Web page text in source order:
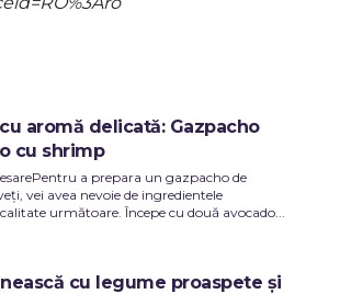
aromă delicată: Gazpacho
cu shrimp
a prepara un gazpacho de
vei avea nevoie de ingredientele
următoare. Începe cu două avocado...
cu legume proaspete și